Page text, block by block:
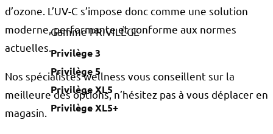
Gamme PRIVILÈGE
Privilège 3
Privilège 5
Privilège XL5
Privilège XL5+
d’ozone. L’UV-C s’impose donc comme une solution
moderne, performante et conforme aux normes
actuelles.
Nos spécialisteswellness vous conseillent sur la
meilleure des options, n’hésitez pas à vous déplacer en
magasin.